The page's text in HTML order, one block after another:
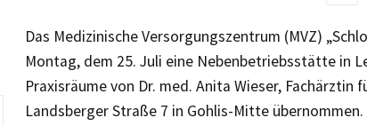
Das Medizinische Versorgungszentrum (MVZ)
Montag, dem 25. Juli eine Nebenbetriebsstätte in
Praxisräume von Dr. med. Anita Wieser, Fachärztin
Landsberger Straße 7 in Gohlis-Mitte